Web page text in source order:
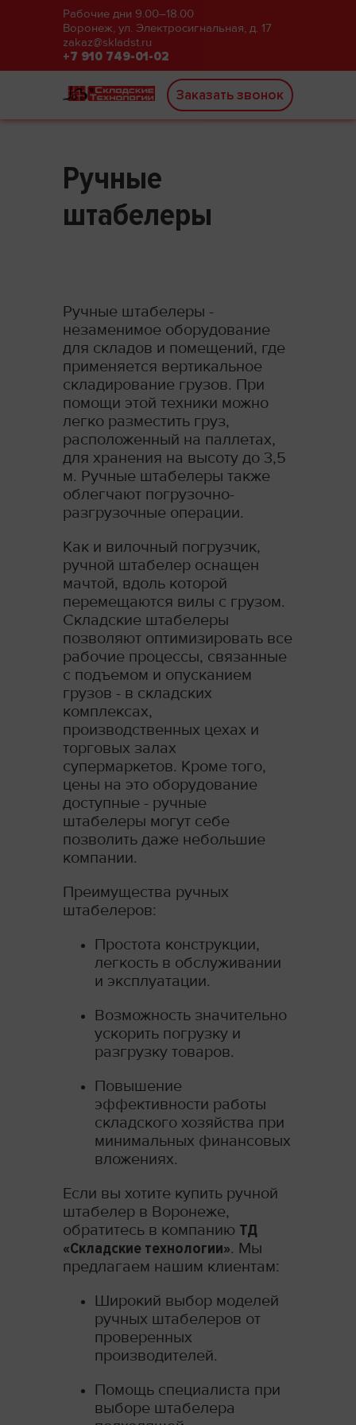
Рабочие дни 9.00–18.00
Воронеж, ул. Электросигнальная, д. 17
zakaz@skladst.ru
+7 910 749-01-02
Заказать звонок
Ручные
штабелеры
Ручные штабелеры -
незаменимое оборудование
для складов и помещений, где
применяется вертикальное
складирование грузов. При
помощи этой техники можно
легко разместить груз,
расположенный на паллетах,
для хранения на высоту до 3,5
м. Ручные штабелеры также
облегчают погрузочно-
разгрузочные операции.
Как и вилочный погрузчик,
ручной штабелер оснащен
мачтой, вдоль которой
перемещаются вилы с грузом.
Складские штабелеры
позволяют оптимизировать все
рабочие процессы, связанные
с подъемом и опусканием
грузов - в складских
комплексах,
производственных цехах и
торговых залах
супермаркетов. Кроме того,
цены на это оборудование
доступные - ручные
штабелеры могут себе
позволить даже небольшие
компании.
Преимущества ручных
штабелеров:
Простота конструкции,
легкость в обслуживании
и эксплуатации.
Возможность значительно
ускорить погрузку и
разгрузку товаров.
Повышение
эффективности работы
складского хозяйства при
минимальных финансовых
вложениях.
Если вы хотите купить ручной
штабелер в Воронеже,
обратитесь в компанию ТД
«Складские технологии». Мы
предлагаем нашим клиентам:
Широкий выбор моделей
ручных штабелеров от
проверенных
производителей.
Помощь специалиста при
выборе штабелера